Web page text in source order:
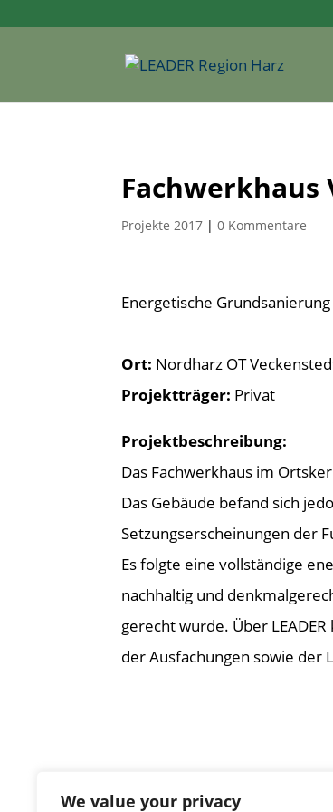
We value your privacy
Fachwerkhaus
Projekte 2017 |0 Kommentare
Energetische
Ort: Nordharz OT
Projektträger: Privat
Projektbeschreibung:
Das Fachwerkhaus im
Das Gebäude befand sich
Setzungserscheinungen der
Es folgte eine vollständige
nachhaltig und
gerecht wurde. Über
der Ausfachungen sowie